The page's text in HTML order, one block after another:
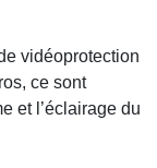
vidéoprotection
ce sont
et l’éclairage du